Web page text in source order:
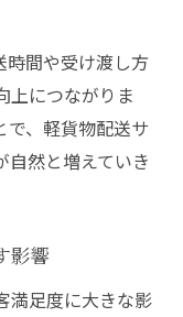
時間や受け渡し方
上につながりま
で、軽貨物配送サ
自然と増えていき
影響
満足度に大きな影